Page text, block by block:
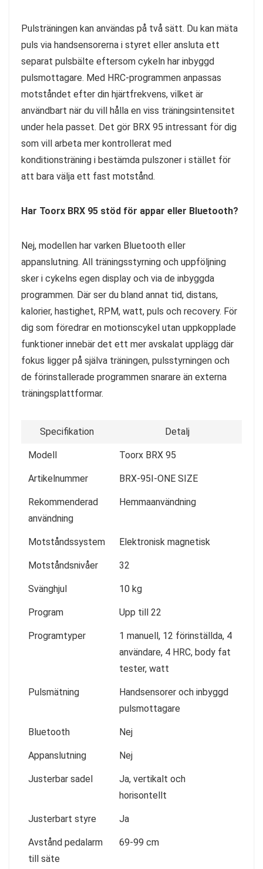
Pulsträningen kan användas på två sätt. Du kan mäta
puls via handsensorerna i styret eller ansluta ett
separat pulsbälte eftersom cykeln har inbyggd
pulsmottagare. Med HRC-programmen anpassas
motståndet efter din hjärtfrekvens, vilket är
användbart när du vill hålla en viss träningsintensitet
under hela passet. Det gör BRX 95 intressant för dig
som vill arbeta mer kontrollerat med
konditionsträning i bestämda pulszoner i stället för
att bara välja ett fast motstånd.
Har Toorx BRX 95 stöd för appar eller Bluetooth?
Nej, modellen har varken Bluetooth eller
appanslutning. All träningsstyrning och uppföljning
sker i cykelns egen display och via de inbyggda
programmen. Där ser du bland annat tid, distans,
kalorier, hastighet, RPM, watt, puls och recovery. För
dig som föredrar en motionscykel utan uppkopplade
funktioner innebär det ett mer avskalat upplägg där
fokus ligger på själva träningen, pulsstyrningen och
de förinstallerade programmen snarare än externa
träningsplattformar.
Specifikation Detalj
Modell Toorx BRX 95
Artikelnummer BRX-95I-ONE SIZE
Rekommenderad
användning
Hemmaanvändning
Motståndssystem Elektronisk magnetisk
Motståndsnivåer 32
Svänghjul 10 kg
Program Upp till 22
Programtyper
1 manuell, 12 förinställda, 4
användare, 4 HRC, body fat
tester, watt
Pulsmätning
Handsensorer och inbyggd
pulsmottagare
Bluetooth Nej
Appanslutning Nej
Justerbar sadel
Ja, vertikalt och
horisontellt
Justerbart styre Ja
Avstånd pedalarm
till säte
69-99 cm